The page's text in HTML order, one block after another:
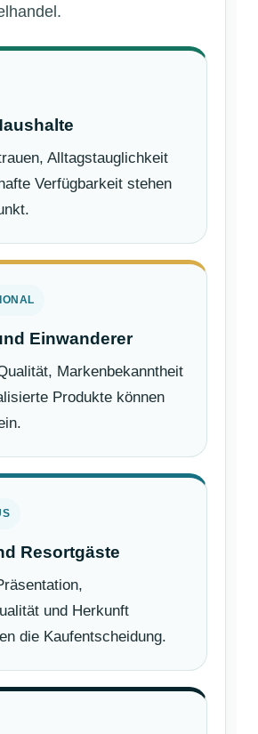
Alltagstauglichkeit
Verfügbarkeit stehen
Einwanderer
Markenbekanntheit
Produkte können
Resortgäste
und Herkunft
die Kaufentscheidung.